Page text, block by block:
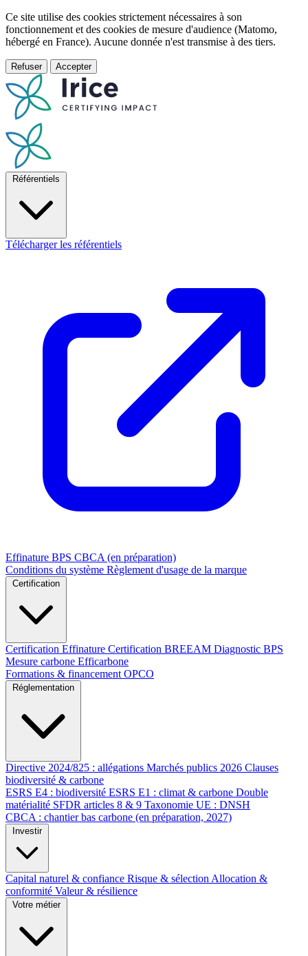
Ce site utilise des cookies strictement nécessaires à son
fonctionnement et des cookies de mesure d'audience (Matomo,
hébergé en France). Aucune donnée n'est transmise à des tiers.
Refuser Accepter
Référentiels
Télécharger les référentiels
Effinature BPS CBCA (en préparation)
Conditions du système Règlement d'usage de la marque
Certification
Certification Effinature Certification BREEAM Diagnostic BPS
Mesure carbone Efficarbone
Formations & financement OPCO
Réglementation
Directive 2024/825 : allégations Marchés publics 2026 Clauses
biodiversité & carbone
ESRS E4 : biodiversité ESRS E1 : climat & carbone Double
matérialité SFDR articles 8 & 9 Taxonomie UE : DNSH
CBCA : chantier bas carbone (en préparation, 2027)
Investir
Capital naturel & confiance Risque & sélection Allocation &
conformité Valeur & résilience
Votre métier